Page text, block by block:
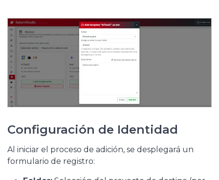
Configuración de Identidad
Al iniciar el proceso de adición, se desplegará un
formulario de registro: